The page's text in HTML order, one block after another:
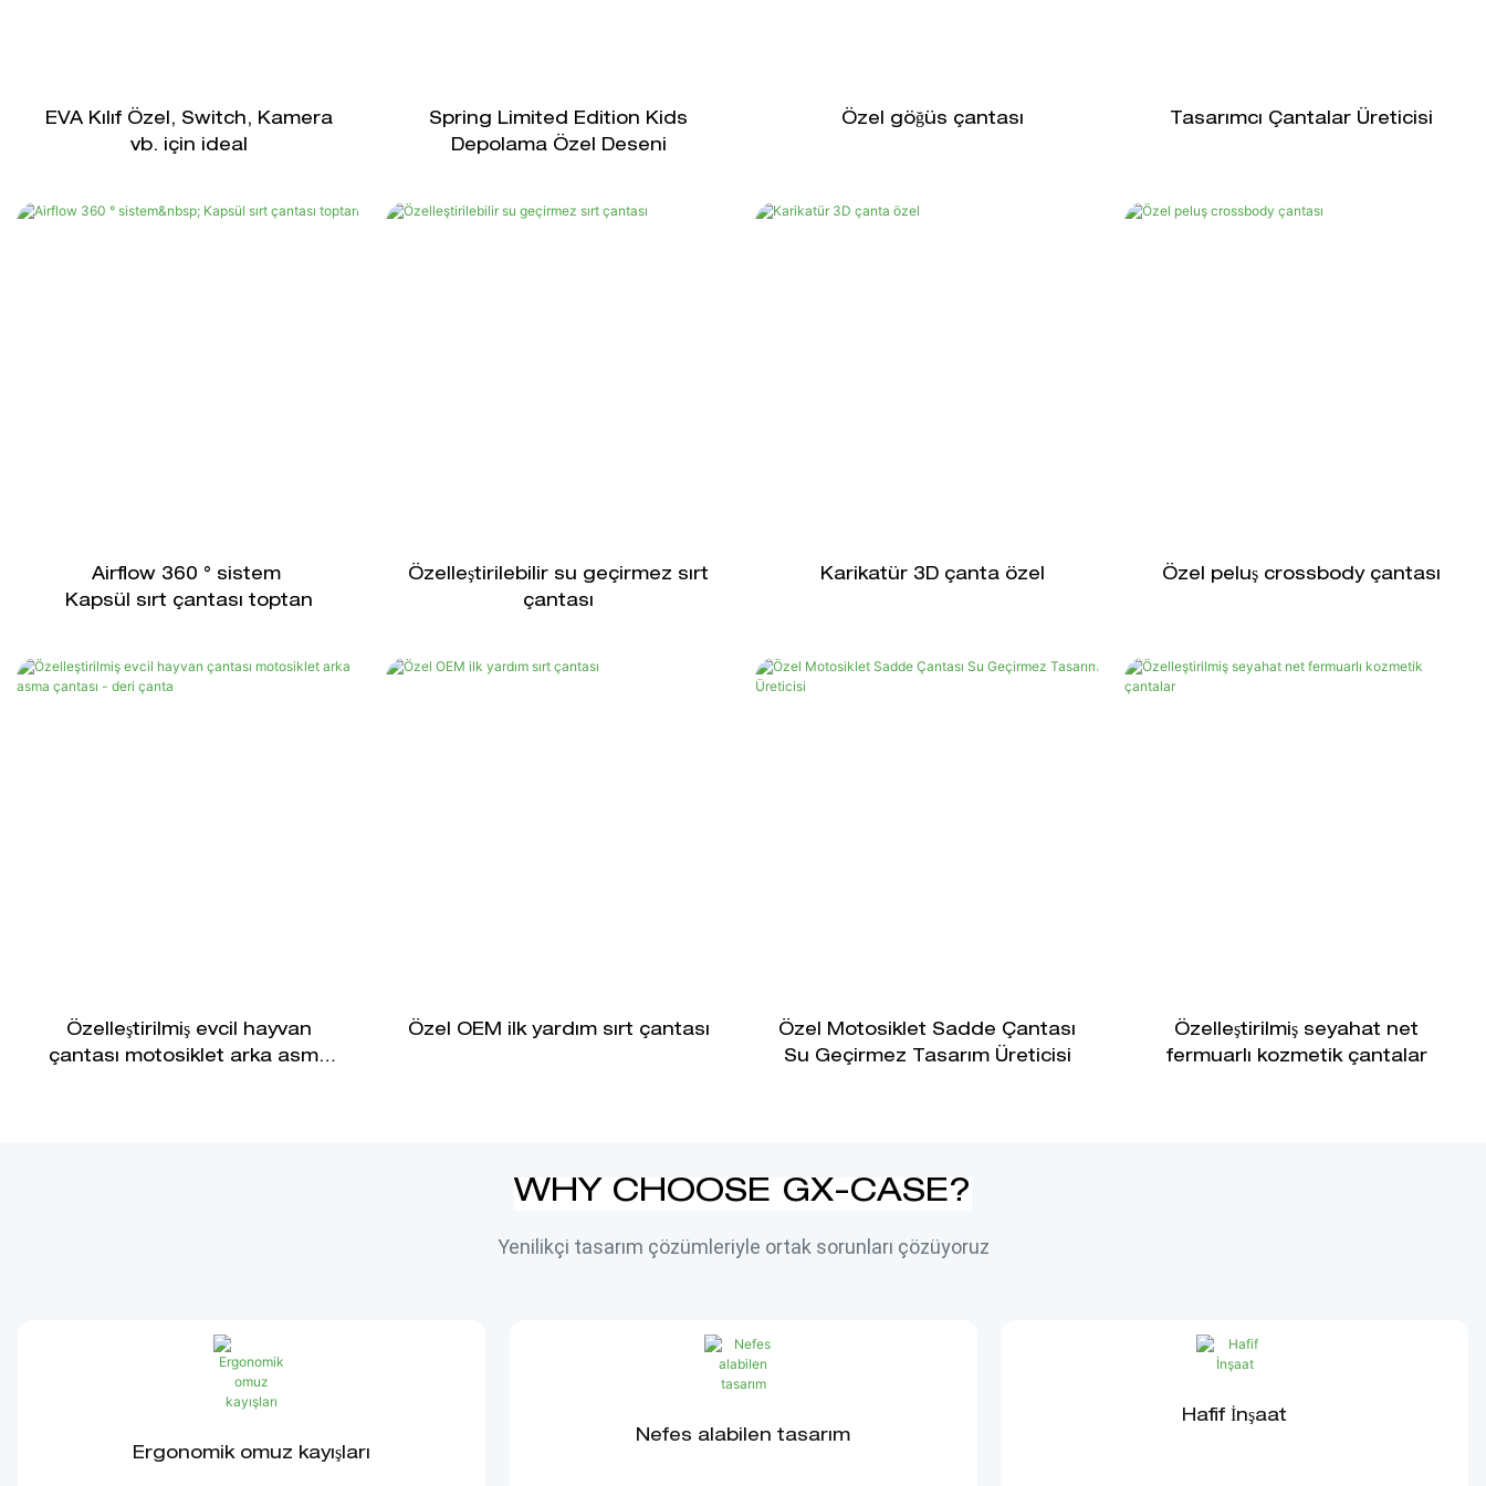
EVA Kılıf Özel, Switch, Kamera
vb. için ideal
Spring Limited Edition Kids
Depolama Özel Deseni
Özel göğüs çantası Tasarımcı Çantalar Üreticisi
Airflow 360 ° sistem
Kapsül sırt çantası toptan
Özelleştirilebilir su geçirmez sırt
çantası
Karikatür 3D çanta özel Özel peluş crossbody çantası
Özelleştirilmiş evcil hayvan
çantası motosiklet arka asma
Özel OEM ilk yardım sırt çantası
Özel Motosiklet Sadde Çantası
Su Geçirmez Tasarım Üreticisi
Özelleştirilmiş seyahat net
fermuarlı kozmetik çantalar
WHY CHOOSE GX-CASE?
Yenilikçi tasarım çözümleriyle ortak sorunları çözüyoruz
Ergonomik omuz kayışları
Nefes alabilen tasarım
Hafif İnşaat